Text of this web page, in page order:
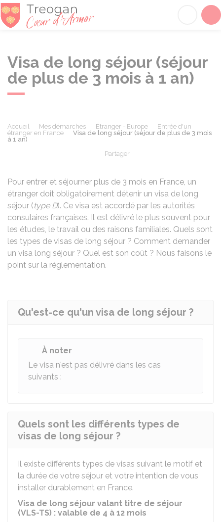
Visa de long séjour (séjour
de plus de 3 mois à 1 an)
Accueil Mes démarches Étranger - Europe
Entrée d'un
étranger en France
Visa de long séjour (séjour de plus de 3 mois
à 1 an)
Partager
Pour entrer et séjourner plus de 3 mois en France, un
étranger doit obligatoirement détenir un visa de long
séjour (type D). Ce visa est accordé par les autorités
consulaires françaises. Il est délivré le plus souvent pour
les études, le travail ou des raisons familiales. Quels sont
les types de visas de long séjour ? Comment demander
un visa long séjour ? Quel est son coût ? Nous faisons le
point sur la réglementation.
Qu'est-ce qu'un visa de long séjour ?
À noter
Le visa n'est pas délivré dans les cas
suivants :
Quels sont les différents types de
visas de long séjour ?
Il existe différents types de visas suivant le motif et
la durée de votre séjour et votre intention de vous
installer durablement en France.
Visa de long séjour valant titre de séjour
(VLS-TS) : valable de 4 à 12 mois